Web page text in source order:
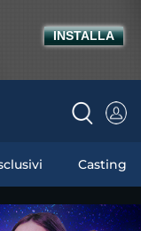
Casting
INSTALLA